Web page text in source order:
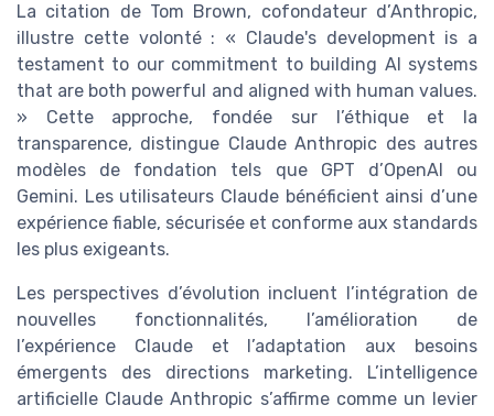
La citation de Tom Brown, cofondateur d’Anthropic,
illustre cette volonté : « Claude's development is a
testament to our commitment to building AI systems
that are both powerful and aligned with human values.
» Cette approche, fondée sur l’éthique et la
transparence, distingue Claude Anthropic des autres
modèles de fondation tels que GPT d’OpenAI ou
Gemini. Les utilisateurs Claude bénéficient ainsi d’une
expérience fiable, sécurisée et conforme aux standards
les plus exigeants.
Les perspectives d’évolution incluent l’intégration de
nouvelles fonctionnalités, l’amélioration de
l’expérience Claude et l’adaptation aux besoins
émergents des directions marketing. L’intelligence
artificielle Claude Anthropic s’affirme comme un levier